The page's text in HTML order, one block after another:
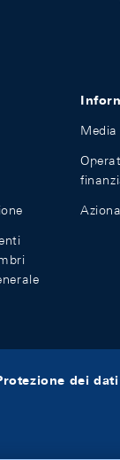
Media
dei dati